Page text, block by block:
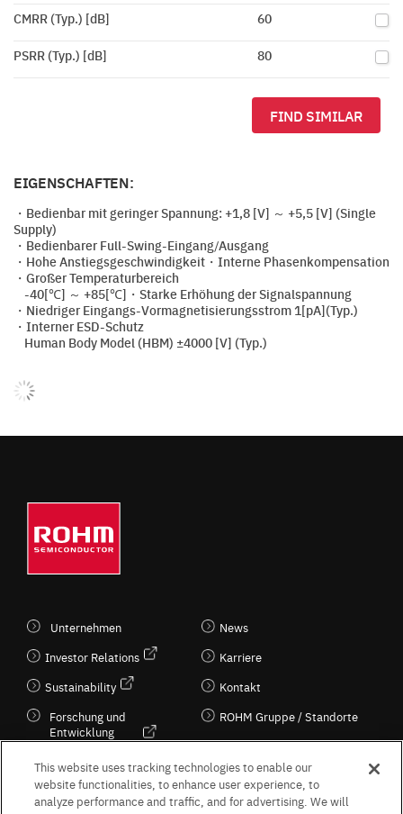
CMRR (Typ.) [dB] 60
PSRR (Typ.) [dB] 80
FIND SIMILAR
EIGENSCHAFTEN:
・Bedienbar mit geringer Spannung: +1,8 [V] ～ +5,5 [V] (Single
Supply)
・Bedienbarer Full-Swing-Eingang/Ausgang
・Hohe Anstiegsgeschwindigkeit・Interne Phasenkompensation
・Großer Temperaturbereich
-40[℃] ～ +85[℃]・Starke Erhöhung der Signalspannung
・Niedriger Eingangs-Vormagnetisierungsstrom 1[pA](Typ.)
・Interner ESD-Schutz
Human Body Model (HBM) ±4000 [V] (Typ.)
Unternehmen
Investor Relations
Sustainability
Forschung und
Entwicklung
Kultur / Wirtschaft
News
Karriere
Kontakt
ROHM Gruppe / Standorte
This website uses tracking technologies to enable our
website functionalities, to enhance user experience, to
analyze performance and traffic, and for advertising. We will